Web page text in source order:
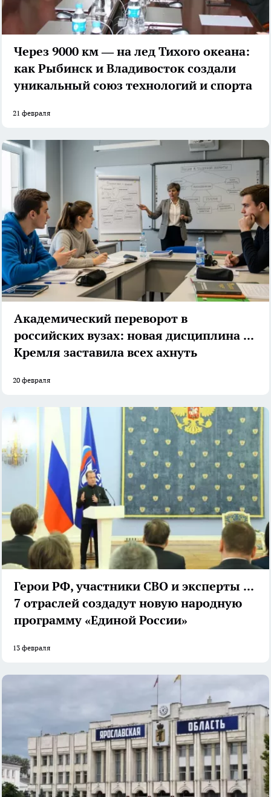
Через 9000 км — на лед Тихого океана:
как Рыбинск и Владивосток создали
уникальный союз технологий и спорта
21 февраля
Академический переворот в
российских вузах: новая дисциплина от
Кремля заставила всех ахнуть
20 февраля
Герои РФ, участники СВО и эксперты из
7 отраслей создадут новую народную
программу «Единой России»
13 февраля